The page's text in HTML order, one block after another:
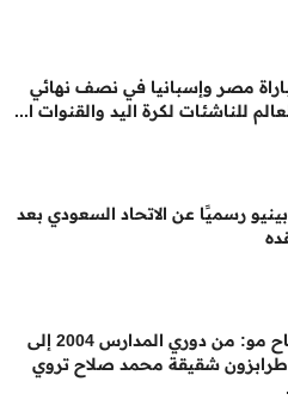
مصر وإسبانيا في نصف نهائي
للناشئات لكرة اليد والقنوات ا...
رسميًا عن الاتحاد السعودي بعد
رحلة نجاح مو: من دوري المدارس 2004 إلى
شقيقة محمد صلاح تروي